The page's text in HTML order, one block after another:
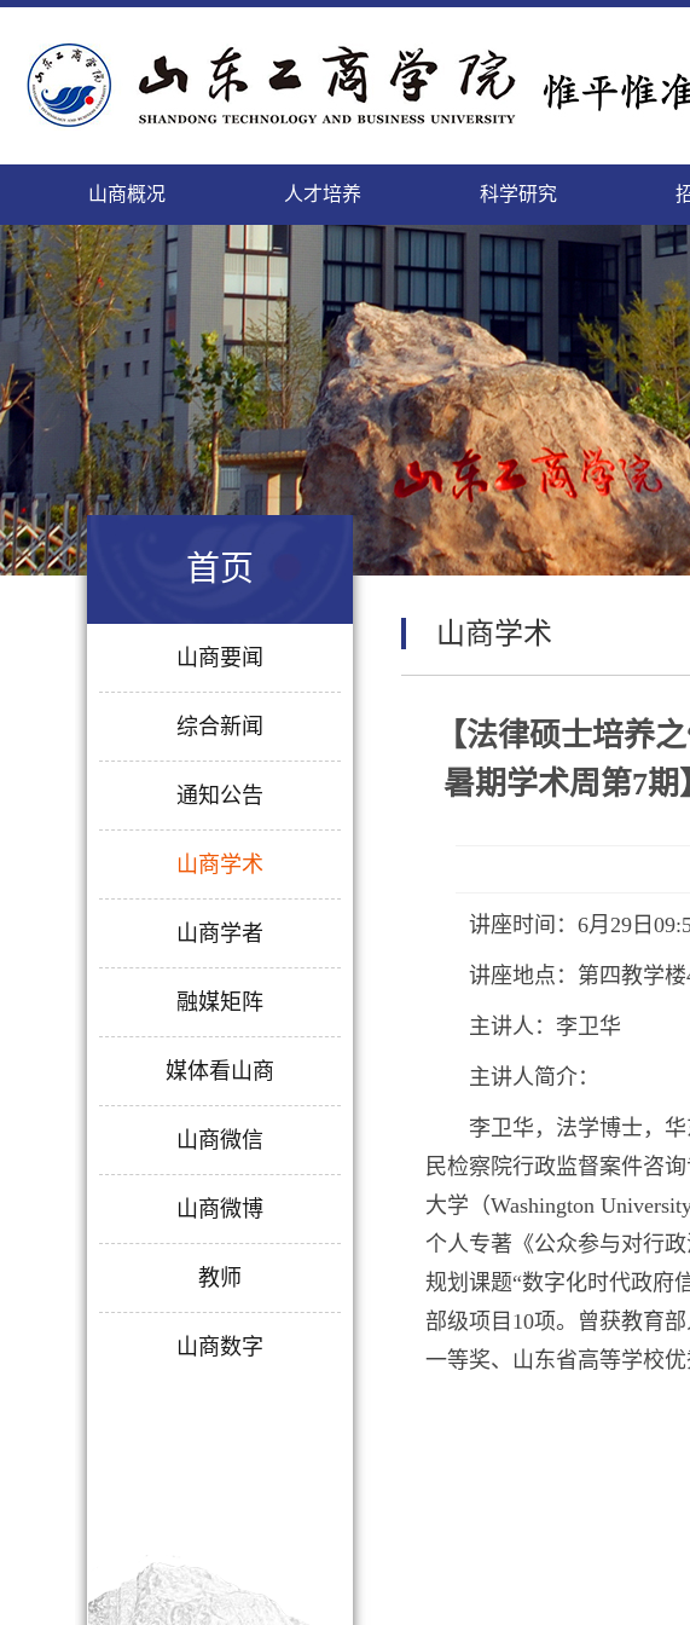
山商概况
精神文明的校园，培养人才的学园
个性发展的乐园，陶冶情操的花园
山商简介 | 现任
人才培养
致天下之治者在人才
师者，教之以事而喻诸德
本科生教育 | 研究
科学研究
科学研究的进展及其日益扩
充的领域将唤起我们的希望
科研管理 | 学术
登高而望远，临海而心阔
依山傍海的她，美景如画，恰如你的风华
正茂
本科生招生 | 研究
缓缓西风来，渐渐东风暖
携手赢天下，同创新未来
国内合作 | 教育发
勤于道义,刚健而日新
这日新月异的变化,来自我们对美好的执着
追求
教工之家 | 学工
面朝大海，静待你来
这里有你我最美的梦
人事处 | 招聘
微笑最具魅力
细节成就完美
后勤服务 | 网络
首页
山商要闻
综合新闻
通知公告
山商学术
山商学者
融媒矩阵
媒体看山商
山商微信
山商微博
教师
山商数字
山商学术
【法律硕士培养
暑期学术周第7
讲座时间：6月29日
讲座地点：第四教学楼
主讲人：李卫华
主讲人简介：
李卫华，法学博士，
民检察院行政监督案件咨
大学（Washington
个人专著《公众参与对行
规划课题“数字化时代政府
部级项目10项。曾获教育
一等奖、山东省高等学校